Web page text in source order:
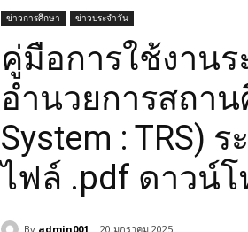
ข่าวการศึกษา ข่าวประจำวัน
คู่มือการใช้งานร
อำนวยการสถาน
System : TRS)
ไฟล์ .pdf ดาวน์
By admin001 20 มกราคม 2025